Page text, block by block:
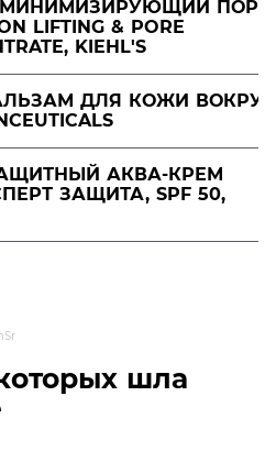
ПОРЫ
LIFTING & PORE
KIEHL'S
ДЛЯ КОЖИ ВОКРУГ
АКВА-КРЕМ
ЗАЩИТА, SPF 50,
шла